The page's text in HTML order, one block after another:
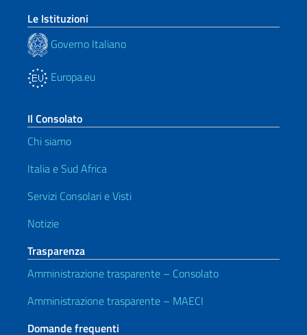
Le Istituzioni
Governo Italiano
Europa.eu
Il Consolato
Chi siamo
Italia e Sud Africa
Servizi Consolari e Visti
Notizie
Trasparenza
Amministrazione trasparente – Consolato
Amministrazione trasparente – MAECI
Domande frequenti